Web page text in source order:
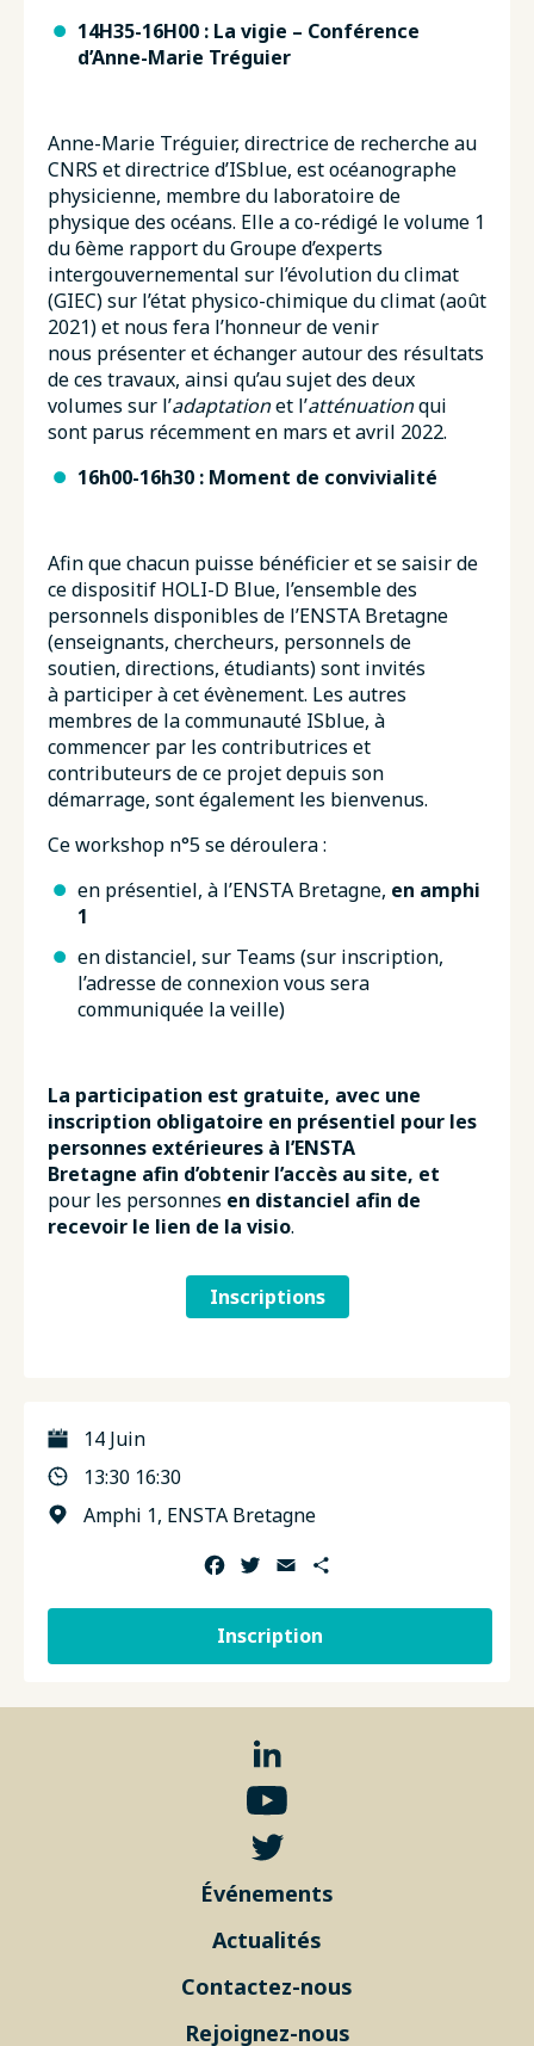
14H35-16H00 : La vigie – Conférence
d’Anne-Marie Tréguier
Anne-Marie Tréguier, directrice de recherche au
CNRS et directrice d’ISblue, est océanographe
physicienne, membre du laboratoire de
physique des océans. Elle a co-rédigé le volume 1
du 6ème rapport du Groupe d’experts
intergouvernemental sur l’évolution du climat
(GIEC) sur l’état physico-chimique du climat (août
2021) et nous fera l’honneur de venir
nous présenter et échanger autour des résultats
de ces travaux, ainsi qu’au sujet des deux
volumes sur l’adaptationet l’atténuationqui
sont parus récemment en mars et avril 2022.
16h00-16h30 : Moment de convivialité
Afin que chacun puisse bénéficier et se saisir de
ce dispositif HOLI-D Blue, l’ensemble des
personnels disponibles de l’ENSTA Bretagne
(enseignants, chercheurs, personnels de
soutien, directions, étudiants) sont invités
à participer à cet évènement. Les autres
membres de la communauté ISblue, à
commencer par les contributrices et
contributeurs de ce projet depuis son
démarrage, sont également les bienvenus.
Ce workshop n°5 se déroulera :
en présentiel, à l’ENSTA Bretagne, en amphi
1
en distanciel, sur Teams (sur inscription,
l’adresse de connexion vous sera
communiquée la veille)
La participation est gratuite, avec une
inscription obligatoire en présentiel pour les
personnes extérieures à l’ENSTA
Bretagne afin d’obtenir l’accès au site, et
pour les personnes en distanciel afin de
recevoir le lien de la visio.
Inscriptions
14 Juin
13:30 16:30
Amphi 1, ENSTA Bretagne
Facebook
TwitterEmailPartager
Inscription
Événements
Actualités
Contactez-nous
Rejoignez-nous